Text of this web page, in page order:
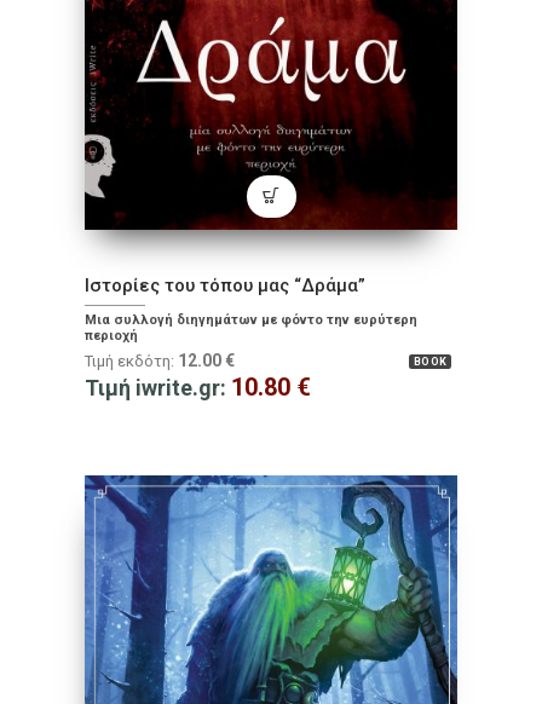
Ιστορίες του τόπου μας “Δράμα”
Μια συλλογή διηγημάτων με φόντο την ευρύτερη
περιοχή
BOOK
Τιμή εκδότη: 12.00 €
Τιμή iwrite.gr: 10.80 €